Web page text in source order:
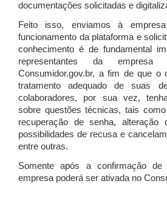
documentações solicitadas e
Feito isso, enviamos à
funcionamento da plataforma e
conhecimento é de fundamental
representantes da
Consumidor.gov.br, a fim de que o
tratamento adequado de suas
colaboradores, por sua vez,
sobre questões técnicas, tais
recuperação de senha, alteração
possibilidades de recusa e
entre outras.
Somente após a confirmação
empresa poderá ser ativada no